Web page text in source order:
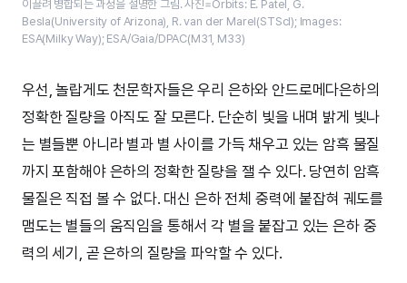
이끌려 병합되는 과정을 설명한 그림. 사진=Orbits: E. Patel, G.
Besla(University of Arizona), R. van der Marel(STScI); Images:
ESA(Milky Way); ESA/Gaia/DPAC(M31, M33)
우선, 놀랍게도 천문학자들은 우리 은하와 안드로메다은하의
정확한 질량을 아직도 잘 모른다. 단순히 빛을 내며 밝게 빛나
는 별들뿐 아니라 별과 별 사이를 가득 채우고 있는 암흑 물질
까지 포함해야 은하의 정확한 질량을 잴 수 있다. 당연히 암흑
물질은 직접 볼 수 없다. 대신 은하 전체 중력에 붙잡혀 궤도를
맴도는 별들의 움직임을 통해서 각 별을 붙잡고 있는 은하 중
력의 세기, 곧 은하의 질량을 파악할 수 있다.